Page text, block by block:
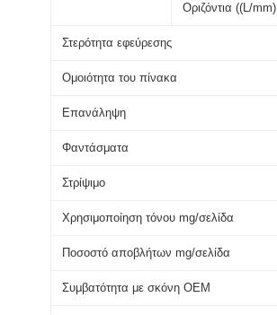
Οριζόντια ((L/mm)
Στερότητα εφεύρεσης
Ομοιότητα του πίνακα
Επανάληψη
Φαντάσματα
Στρίψιμο
Χρησιμοποίηση τόνου mg/σελίδα
Ποσοστό αποβλήτων mg/σελίδα
Συμβατότητα με σκόνη OEM